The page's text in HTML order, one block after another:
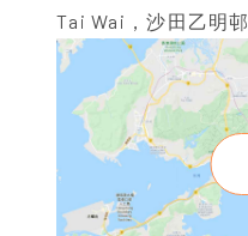
Tai Wai，沙田乙明邨